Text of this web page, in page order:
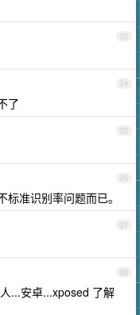
23
24
了
25
26
准识别率问题而已。
27
28
...安卓...xposed 了解